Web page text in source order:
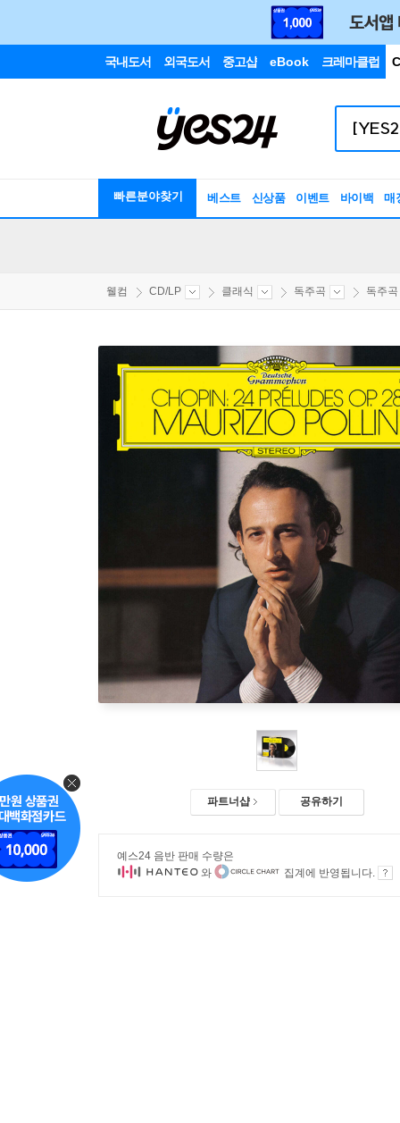
국내도서 외국도서 중고샵 eBook 크레마클럽
빠른분야찾기 베스트 신상품 이벤트 바이백 매
웰컴 CD/LP 클래식 독주곡 독주
파트너샵 공유하기
예스24 음반 판매 수량은
와
집계에 반영됩니다.